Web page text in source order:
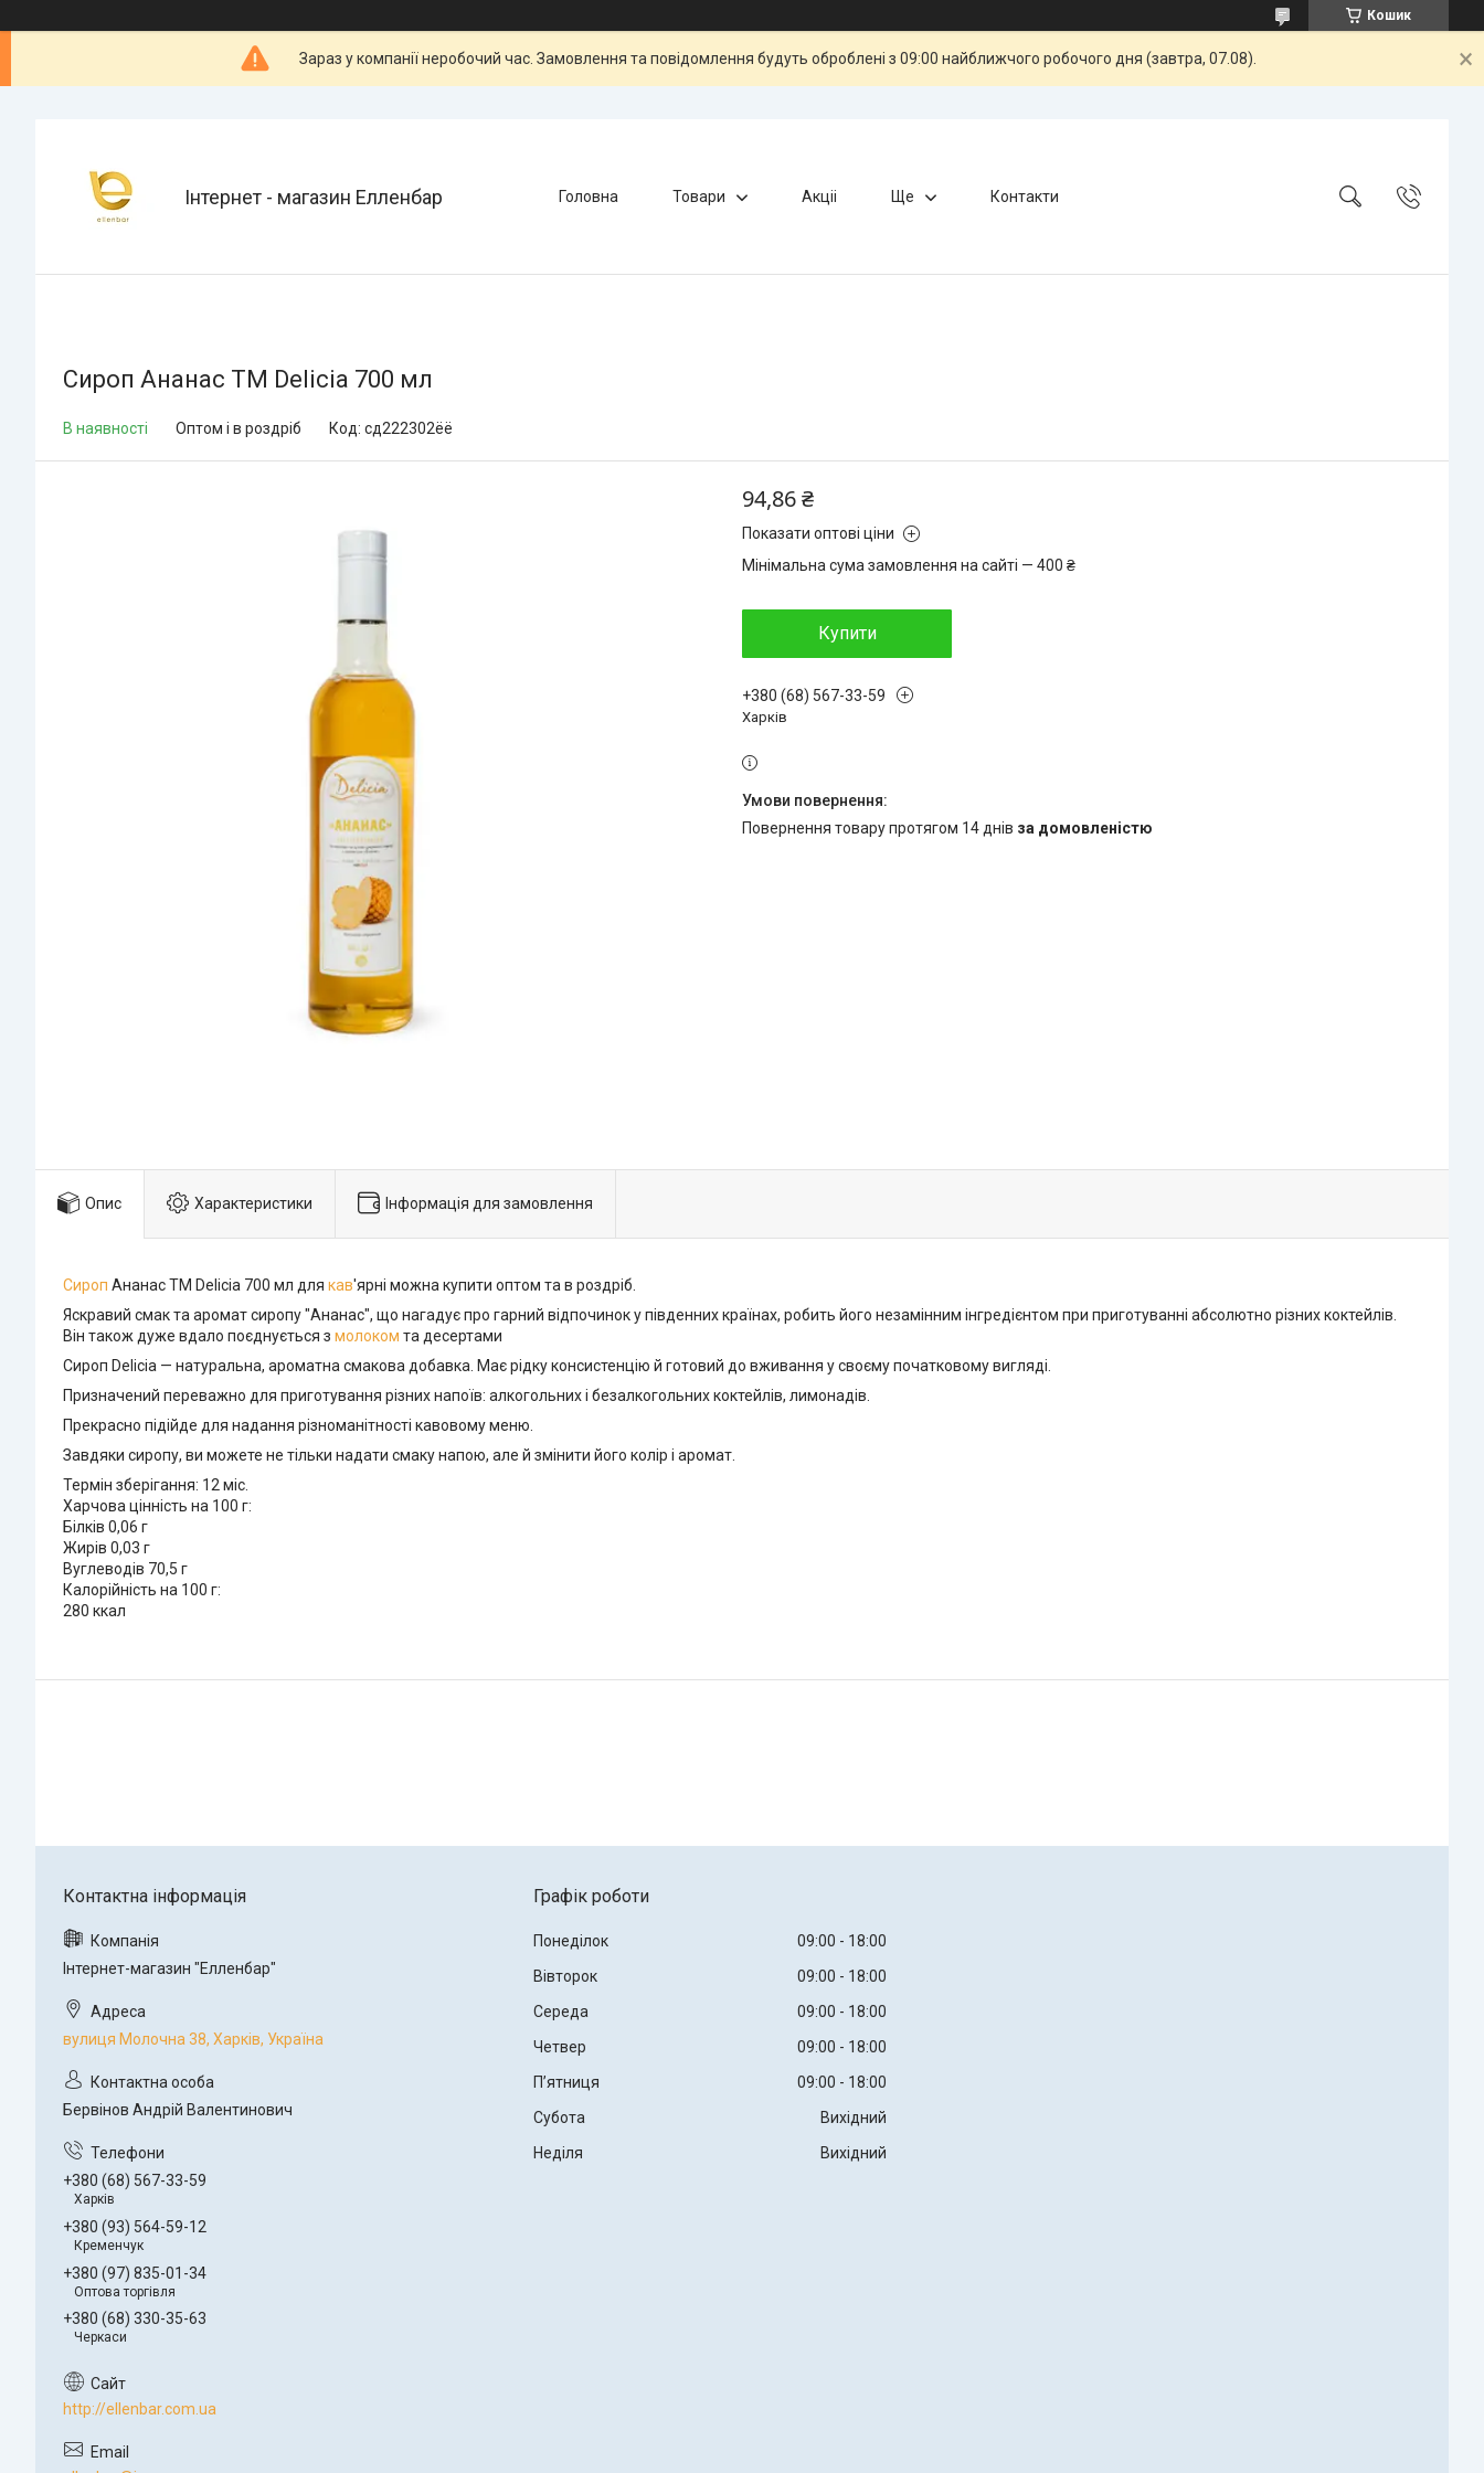
Кошик
Зараз у компанії неробочий час. Замовлення та повідомлення будуть оброблені з 09:00 найближчого робочого дня (завтра, 07.08).
Інтернет - магазин Елленбар Головна Товари Акціі Ще Контакти
Сироп Ананас TM Delicia 700 мл
В наявності Оптом і в роздріб Код: сд222302ёё
94,86 ₴
Показати оптові ціни
Мінімальна сума замовлення на сайті — 400 ₴
Купити
+380 (68) 567-33-59
Харків
повернення товару протягом 14 днів за домовленістю
Опис Характеристики Інформація для замовлення
Сироп Ананас TM Delicia 700 мл для кав'ярні можна купити оптом та в роздріб.
Яскравий смак та аромат сиропу "Ананас", що нагадує про гарний відпочинок у південних країнах, робить його незамінним інгредієнтом при приготуванні абсолютно різних коктейлів.
Він також дуже вдало поєднується з молоком та десертами
Сироп Delicia — натуральна, ароматна смакова добавка. Має рідку консистенцію й готовий до вживання у своєму початковому вигляді.
Призначений переважно для приготування різних напоїв: алкогольних і безалкогольних коктейлів, лимонадів.
Прекрасно підійде для надання різноманітності кавовому меню.
Завдяки сиропу, ви можете не тільки надати смаку напою, але й змінити його колір і аромат.
Термін зберігання: 12 міс.
Харчова цінність на 100 г:
Білків 0,06 г
Жирів 0,03 г
Вуглеводів 70,5 г
Калорійність на 100 г:
280 ккал
Інтернет-магазин "Елленбар"
вулиця Молочна 38, Харків, Україна
Бервінов Андрій Валентинович
+380 (68) 567-33-59
Харків
+380 (93) 564-59-12
Кременчук
+380 (97) 835-01-34
Оптова торгівля
+380 (68) 330-35-63
Черкаси
http://ellenbar.com.ua
Графік роботи
Понеділок 09:00
18:00
Вівторок
09:00
18:00
Середа
09:00
18:00
Четвер
09:00
18:00
Пʼятниця
09:00
18:00
Субота
Вихідний
Неділя
Вихідний